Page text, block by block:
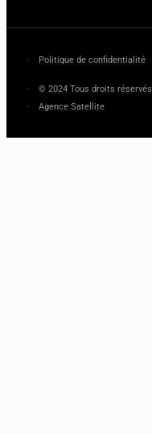
Politique de confidentialité
© 2024 Tous droits réservés
Agence Satellite